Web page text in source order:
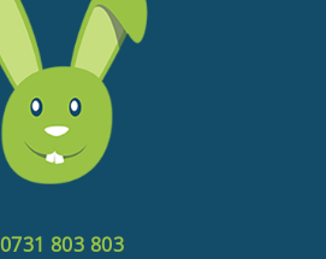
0731 803 803